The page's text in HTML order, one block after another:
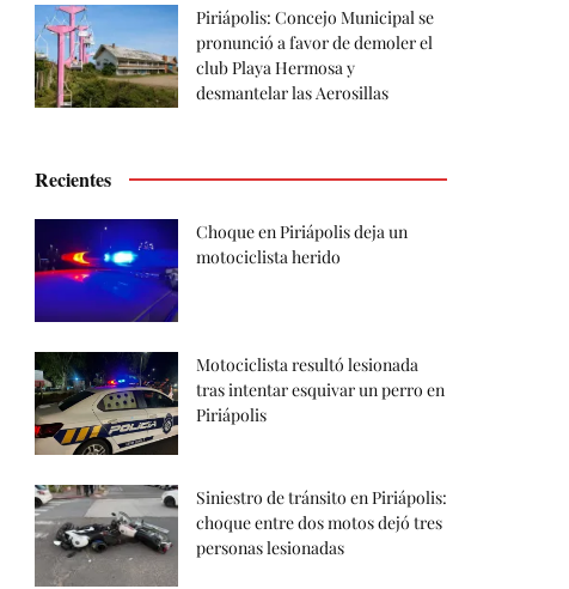
Piriápolis: Concejo Municipal se
pronunció a favor de demoler el
club Playa Hermosa y
desmantelar las Aerosillas
Recientes
Choque en Piriápolis deja un
motociclista herido
Motociclista resultó lesionada
tras intentar esquivar un perro en
Piriápolis
Siniestro de tránsito en Piriápolis:
choque entre dos motos dejó tres
personas lesionadas